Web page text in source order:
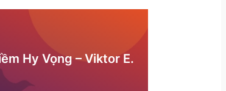
Hy Vọng – Viktor E.